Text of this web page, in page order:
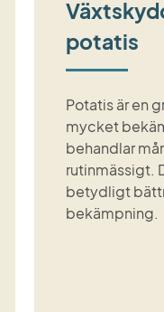
potatis
Potatis är en
mycket
behandlar
rutinmässigt.
betydligt
bekämpning.